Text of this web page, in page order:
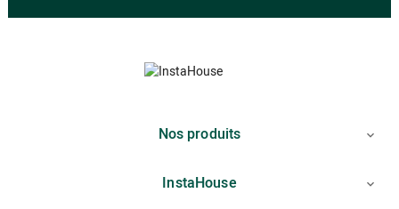
Nos produits 
InstaHouse 